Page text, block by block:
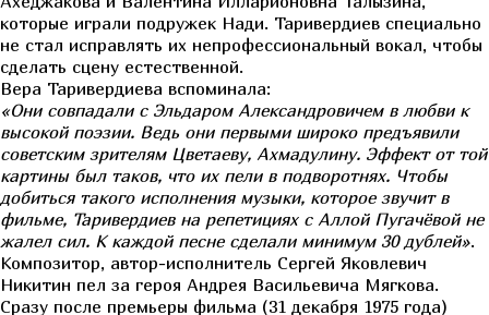
которые играли подружек Нади. Таривердиев специально
не стал исправлять их непрофессиональный вокал, чтобы
сделать сцену естественной.
Вера Таривердиева вспоминала:
«Они совпадали с Эльдаром Александровичем в любви к
высокой поэзии. Ведь они первыми широко предъявили
советским зрителям Цветаеву, Ахмадулину. Эффект от той
картины был таков, что их пели в подворотнях. Чтобы
добиться такого исполнения музыки, которое звучит в
фильме, Таривердиев на репетициях с Аллой Пугачёвой не
жалел сил. К каждой песне сделали минимум 30 дублей».
Композитор, автор-исполнитель Сергей Яковлевич
Никитин пел за героя Андрея Васильевича Мягкова.
Сразу после премьеры фильма (31 декабря 1975 года)